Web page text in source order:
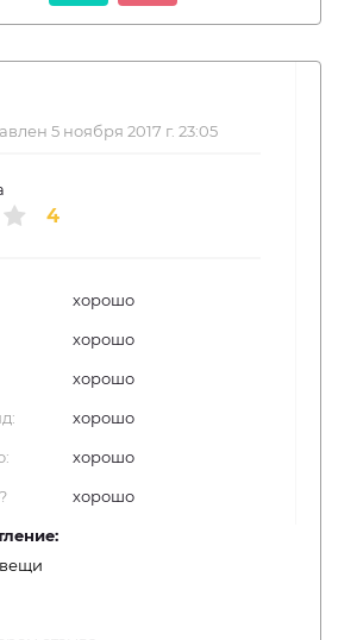
Отзыв был оставлен 5 ноября 2017 г. 23:05
4
хорошо
хорошо
хорошо
хорошо
хорошо
хорошо